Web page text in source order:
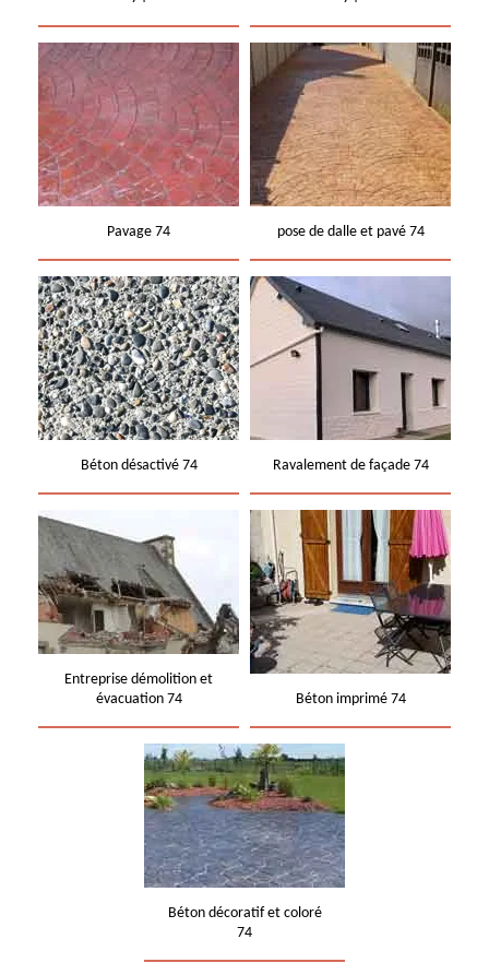
Pavage 74 pose de dalle et pavé 74
Béton désactivé 74 Ravalement de façade 74
Entreprise démolition et
évacuation 74
Béton imprimé 74
Béton décoratif et coloré
74